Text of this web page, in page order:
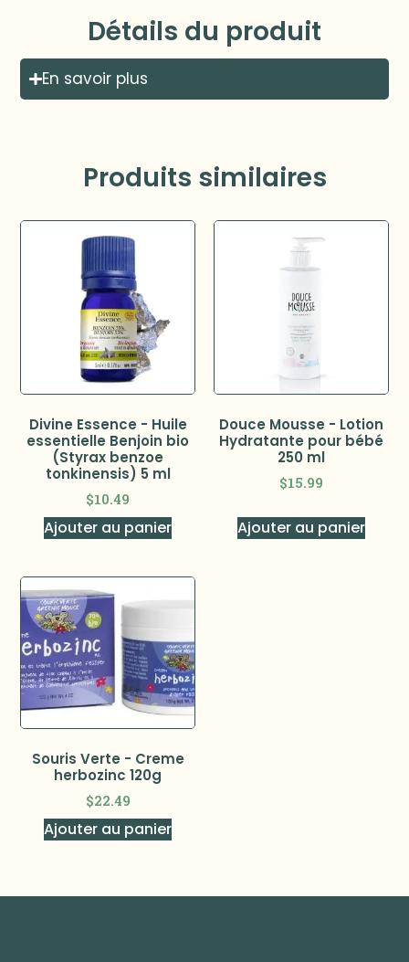
Détails du produit
En savoir plus
Produits similaires
Divine Essence - Huile
essentielle Benjoin bio
(Styrax benzoe
tonkinensis) 5 ml
$10.49
Ajouter au panier
Douce Mousse - Lotion
Hydratante pour bébé
250 ml
$15.99
Ajouter au panier
Souris Verte - Creme
herbozinc 120g
$22.49
Ajouter au panier